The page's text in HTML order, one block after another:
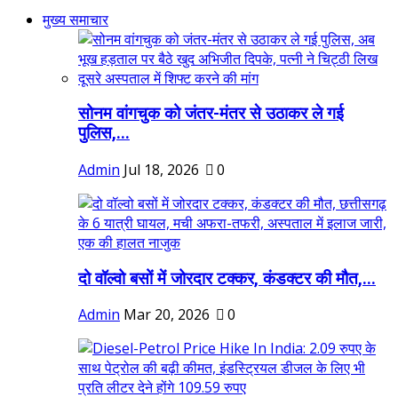
मुख्य समाचार
सोनम वांगचुक को जंतर-मंतर से उठाकर ले गई
पुलिस,...
Admin Jul 18, 2026 0
दो वॉल्वो बसों में जोरदार टक्कर, कंडक्टर की मौत,...
Admin Mar 20, 2026 0